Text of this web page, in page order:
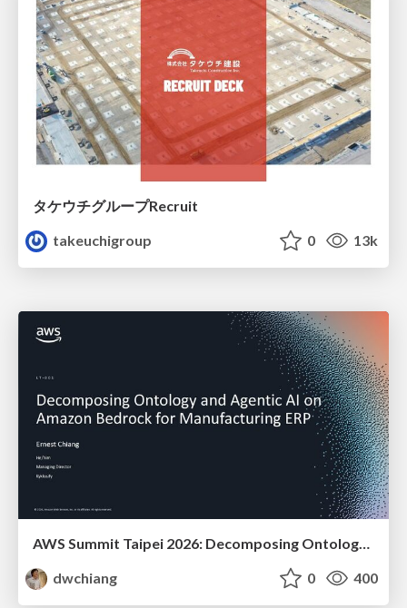
タケウチグループRecruit
takeuchigroup
0 13k
AWS Summit Taipei 2026: Decomposing Ontology and Agentic AI - Using Amazon Bedrock to Bring Living Water to Manufacturing ERP
dwchiang
0 400